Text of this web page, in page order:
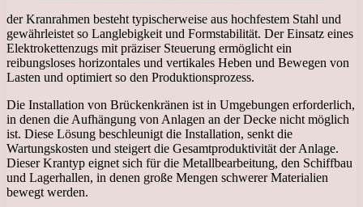
der Kranrahmen besteht typischerweise aus hochfestem Stahl und
gewährleistet so Langlebigkeit und Formstabilität. Der Einsatz eines
Elektrokettenzugs mit präziser Steuerung ermöglicht ein
reibungsloses horizontales und vertikales Heben und Bewegen von
Lasten und optimiert so den Produktionsprozess.
Die Installation von Brückenkränen ist in Umgebungen erforderlich,
in denen die Aufhängung von Anlagen an der Decke nicht möglich
ist. Diese Lösung beschleunigt die Installation, senkt die
Wartungskosten und steigert die Gesamtproduktivität der Anlage.
Dieser Krantyp eignet sich für die Metallbearbeitung, den Schiffbau
und Lagerhallen, in denen große Mengen schwerer Materialien
bewegt werden.